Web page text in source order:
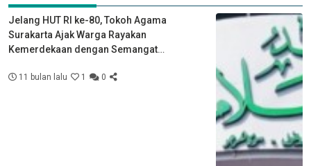
Jelang HUT RI ke-80, Tokoh Agama
Surakarta Ajak Warga Rayakan
Kemerdekaan dengan Semangat
11 bulan lalu 1 0